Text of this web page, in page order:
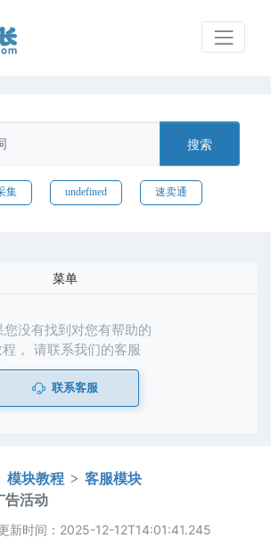
搜索
集 undefined 速卖通
菜单
您没有找到对您有帮助的
程， 请联系我们的客服
联系客服
模块教程
客服模块
告活动
新时间：2025-12-12T14:01:41.245